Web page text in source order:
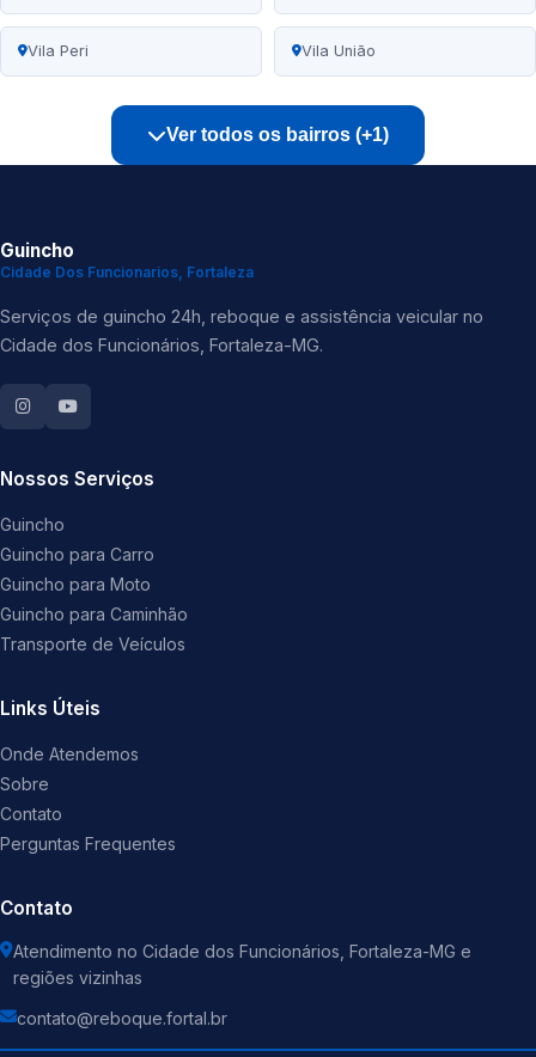
Vila Peri Vila União
Ver todos os bairros (+1)
Guincho
Cidade Dos Funcionarios, Fortaleza
Serviços de guincho 24h, reboque e assistência veicular no
Cidade dos Funcionários, Fortaleza-MG.
Nossos Serviços
Guincho
Guincho para Carro
Guincho para Moto
Guincho para Caminhão
Transporte de Veículos
Links Úteis
Onde Atendemos
Sobre
Contato
Perguntas Frequentes
Contato
Atendimento no Cidade dos Funcionários, Fortaleza-MG e
regiões vizinhas
contato@reboque.fortal.br